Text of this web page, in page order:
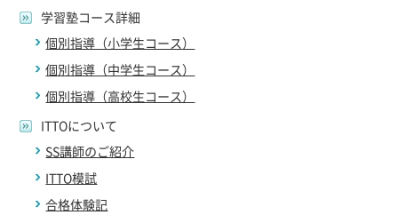
学習塾コース詳細
個別指導（小学生コース）
個別指導（中学生コース）
個別指導（高校生コース）
ITTOについて
SS講師のご紹介
ITTO模試
合格体験記